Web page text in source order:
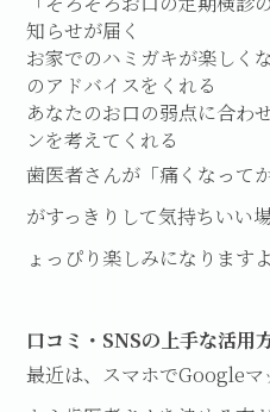
知らせが届く
お家でのハミガキが楽しく
のアドバイスをくれる
あなたのお口の弱点に合わ
ンを考えてくれる
歯医者さんが「痛くなって
がすっきりして気持ちいい
ょっぴり楽しみになりますよ
口コミ・SNSの上手な活用
最近は、スマホでGoogleマ